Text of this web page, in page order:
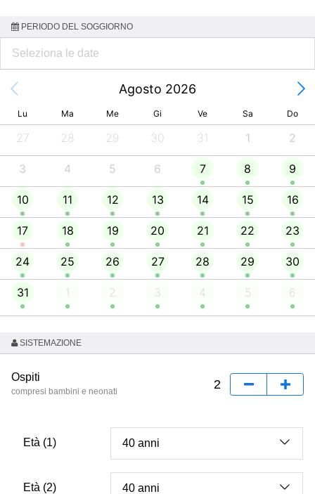
PERIODO DEL SOGGIORNO
Agosto 2026
Lu Ma Me Gi Ve Sa Do
27 28 29 30 31 1 2
3 4 5 6 7 8 9
10 11 12 13 14 15 16
17 18 19 20 21 22 23
24 25 26 27 28 29 30
31 1 2 3 4 5 6
SISTEMAZIONE
Ospiti
compresi bambini e neonati
Età (1)
Età (2)